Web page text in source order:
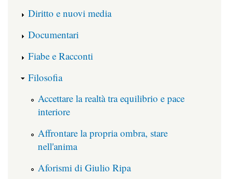
Diritto e nuovi media
Documentari
Fiabe e Racconti
Filosofia
Accettare la realtà tra equilibrio e pace
interiore
Affrontare la propria ombra, stare
nell'anima
Aforismi di Giulio Ripa